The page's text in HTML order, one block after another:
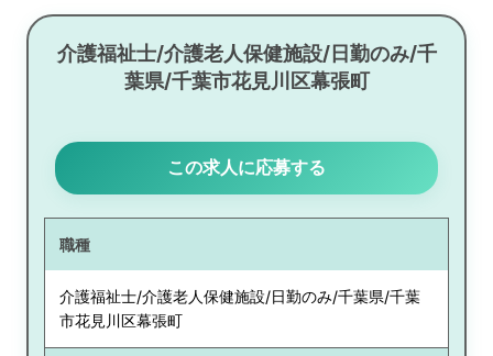
介護福祉士/介護老人保健施設/日勤のみ/千
葉県/千葉市花見川区幕張町
この求人に応募する
職種
介護福祉士/介護老人保健施設/日勤のみ/千葉県/千葉
市花見川区幕張町